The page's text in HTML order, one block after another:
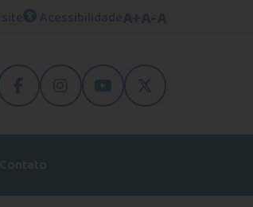
facebookinstagramyoutubeTwitter
Contato